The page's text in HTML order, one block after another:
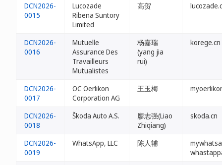
DCN2026-
0015
Lucozade
Ribena Suntory
Limited
高贺
DCN2026-
0016
Mutuelle
Assurance Des
Travailleurs
Mutualistes
杨嘉瑞
(yang jia
rui)
korege.cn
DCN2026-
0017
OC Oerlikon
Corporation AG
王玉梅
DCN2026-
0018
Škoda Auto A.S.
廖志强(Liao
Zhiqiang)
skoda.cn
DCN2026-
0019
WhatsApp, LLC 陈人辅